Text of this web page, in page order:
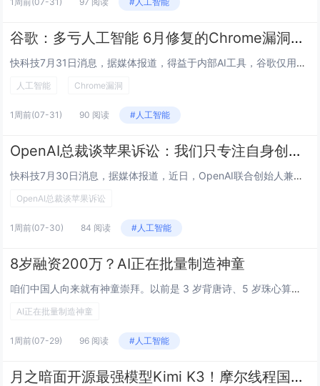
谷歌：多亏人工智能 6月修复的Chrome漏洞比过去两年还多
快科技7月31日消息，据媒体报道，得益于内部AI工具，谷歌仅用一个月便为Chrome修复了超过过去两年总和的安全漏洞。当地时间30日，谷歌宣布，6月推出的Chrome 149和Chrome 150共修复1072个安全漏洞。此前两年发布的23...
人工智能 Chrome漏洞
1周前(07-31) 90 阅读 #人工智能
OpenAI总裁谈苹果诉讼：我们只专注自身创新 对窃取其它企业商业机密没兴趣
快科技7月30日消息，据媒体报道，近日，OpenAI联合创始人兼总裁格雷格·布罗克曼就苹果公司起诉事宜回应称：公司无意获取其他公司的商业秘密，并将专注自身技术与长期产品路线。在接受媒体采访时，布罗克曼重申OpenAI已公开表达的立场：公司对...
OpenAI总裁谈苹果诉讼
1周前(07-30) 84 阅读 #人工智能
8岁融资200万？AI正在批量制造神童
咱们中国人向来就有神童崇拜。以前是 3 岁背唐诗、5 岁珠心算，就能被十里八乡称一句神。但 AI 出现以后，神童的进化速度突然被按下了加速键，快到有点离谱。如果爱因斯坦降生在今天，恐怕也只能算个智力发育迟缓的差生。当今互联网，正在经历一波史...
AI正在批量制造神童
1周前(07-29) 96 阅读 #人工智能
月之暗面开源最强模型Kimi K3！摩尔线程国产GPU完成Day-0极速适配